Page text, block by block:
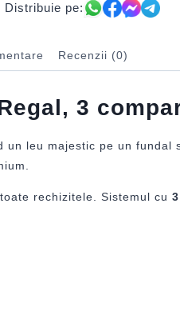
Distribuie pe:
Recenzii (0)
3
leu majestic pe un
rechizitele. Sistemul cu